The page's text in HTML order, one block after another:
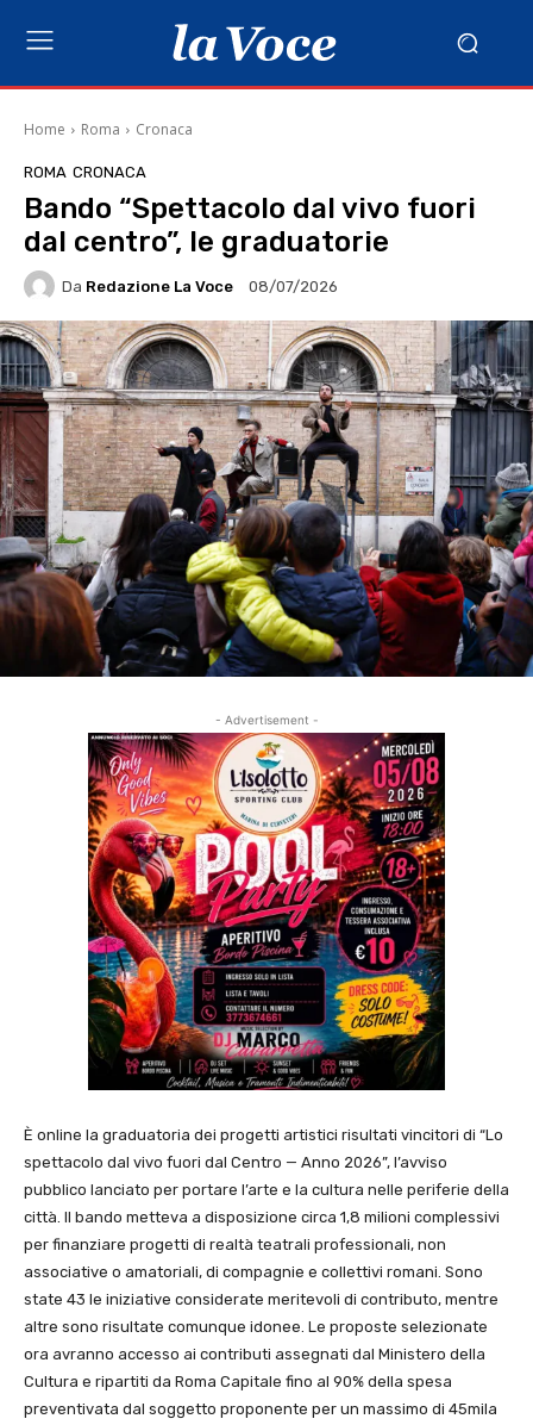
Home Roma Cronaca
ROMA CRONACA
Bando “Spettacolo dal vivo fuori
dal centro”, le graduatorie
Da Redazione La Voce 08/07/2026
- Advertisement -
È online la graduatoria dei progetti artistici risultati vincitori di “Lo
spettacolo dal vivo fuori dal Centro — Anno 2026”, l’avviso
pubblico lanciato per portare l’arte e la cultura nelle periferie della
città. Il bando metteva a disposizione circa 1,8 milioni complessivi
per finanziare progetti di realtà teatrali professionali, non
associative o amatoriali, di compagnie e collettivi romani. Sono
state 43 le iniziative considerate meritevoli di contributo, mentre
altre sono risultate comunque idonee. Le proposte selezionate
ora avranno accesso ai contributi assegnati dal Ministero della
Cultura e ripartiti da Roma Capitale fino al 90% della spesa
preventivata dal soggetto proponente per un massimo di 45mila